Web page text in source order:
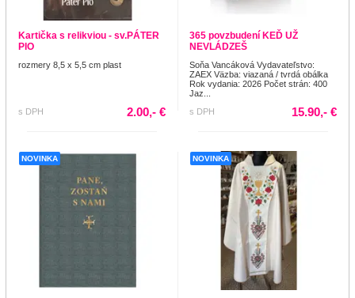
Kartička s relikviou - sv.PÁTER
PIO
rozmery 8,5 x 5,5 cm plast
s DPH 2.00,- €
365 povzbudení KEĎ UŽ
NEVLÁDZEŠ
Soňa Vancáková Vydavateľstvo:
ZAEX Väzba: viazaná / tvrdá obálka
Rok vydania: 2026 Počet strán: 400
Jaz...
s DPH
15.90,- €
NOVINKA NOVINKA